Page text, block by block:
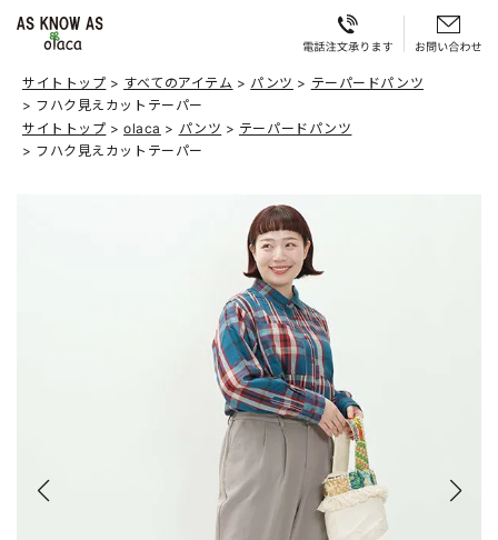
サイトトップ すべてのアイテム パンツ
テーパードパンツ
フハク見えカットテーパー
サイトトップ
olaca パンツ
テーパードパンツ
フハク見えカットテーパー